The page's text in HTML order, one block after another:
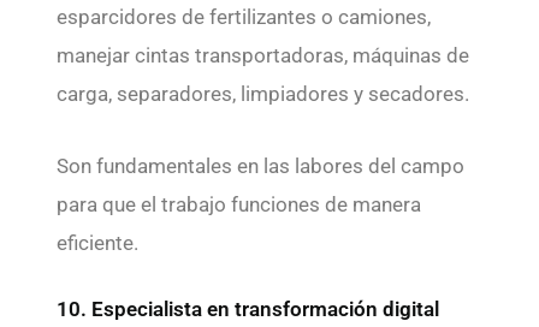
esparcidores de fertilizantes o camiones,
manejar cintas transportadoras, máquinas de
carga, separadores, limpiadores y secadores.
Son fundamentales en las labores del campo
para que el trabajo funciones de manera
eficiente.
10. Especialista en transformación digital